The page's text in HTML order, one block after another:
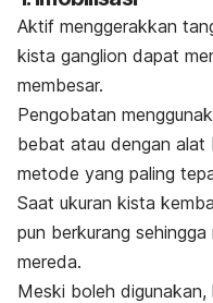
Aktif menggerakkan
kista ganglion dapat
membesar.
Pengobatan
bebat atau dengan alat
metode yang paling
Saat ukuran kista
pun berkurang
mereda.
Meski boleh